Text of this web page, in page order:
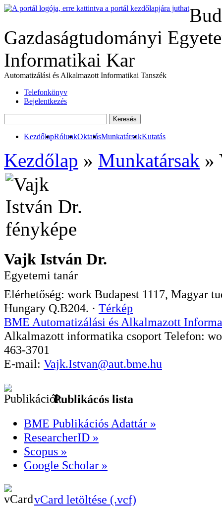
Gazdaságtudományi
Informatikai Kar
Automatizálási és Alkalmazott Informatikai Tanszék
Telefonkönyv
Bejelentkezés
KezdőlapRólunkOktatásMunkatársakKutatás
Kezdőlap » Munkatársak »
Vajk István Dr.
Egyetemi tanár
Elérhetőség: work Budapest 1117, Magyar
Hungary Q.B204. · Térkép
BME Automatizálási és Alkalmazott
Alkalmazott informatika csoport Telefon:
463-3701
E-mail: Vajk.Istvan@aut.bme.hu
Publikácós lista
BME Publikációs Adattár »
ResearcherID »
Scopus »
Google Scholar »
vCard letöltése (.vcf)